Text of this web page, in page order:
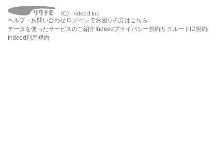
ヘルプ・お問い合わせ ログインでお困りの方はこちら
データを使ったサービスのご紹介 Indeedプライバシー規約 リクルートID規約
Indeed利用規約